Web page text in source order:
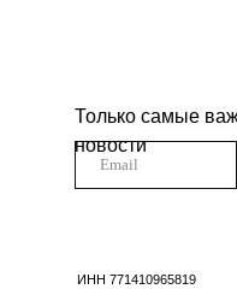
Только самые
новости
ИНН 771410965819